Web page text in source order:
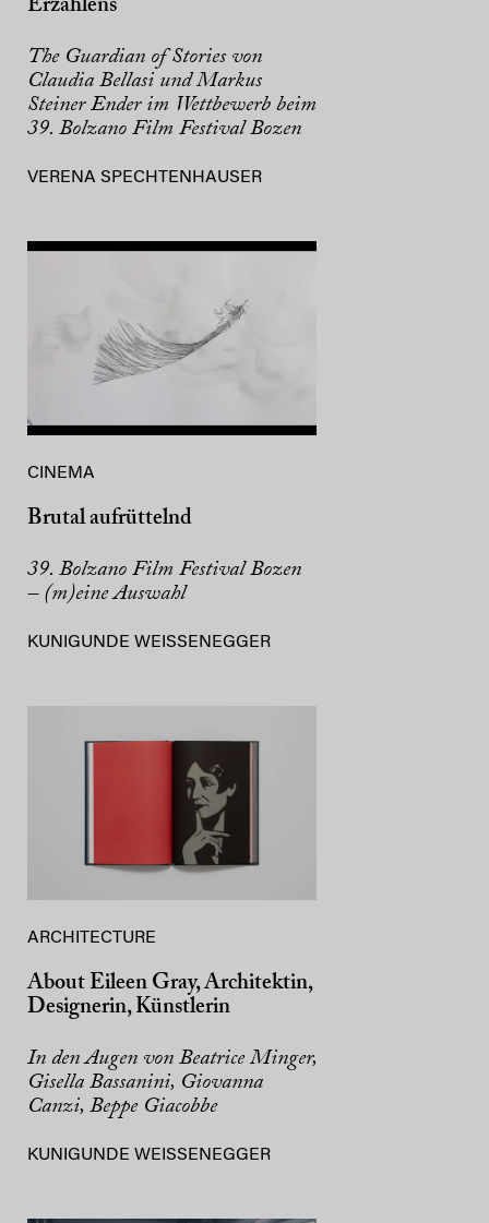
Erzählens
The Guardian of Stories von
Claudia Bellasi und Markus
Steiner Ender im Wettbewerb beim
39. Bolzano Film Festival Bozen
VERENA SPECHTENHAUSER
CINEMA
Brutal aufrüttelnd
39. Bolzano Film Festival Bozen
– (m)eine Auswahl
KUNIGUNDE WEISSENEGGER
ARCHITECTURE
About Eileen Gray, Architektin,
Designerin, Künstlerin
In den Augen von Beatrice Minger,
Gisella Bassanini, Giovanna
Canzi, Beppe Giacobbe
KUNIGUNDE WEISSENEGGER